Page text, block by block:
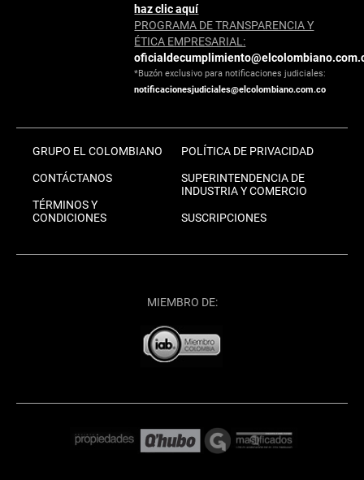
haz clic aquí
PROGRAMA DE TRANSPARENCIA Y
ÉTICA EMPRESARIAL:
*Buzón exclusivo para notificaciones judiciales:
notificacionesjudiciales@elcolombiano.com.co
GRUPO EL COLOMBIANO
CONTÁCTANOS
TÉRMINOS Y
CONDICIONES
POLÍTICA DE PRIVACIDAD
SUPERINTENDENCIA DE
INDUSTRIA Y COMERCIO
SUSCRIPCIONES
MIEMBRO DE: